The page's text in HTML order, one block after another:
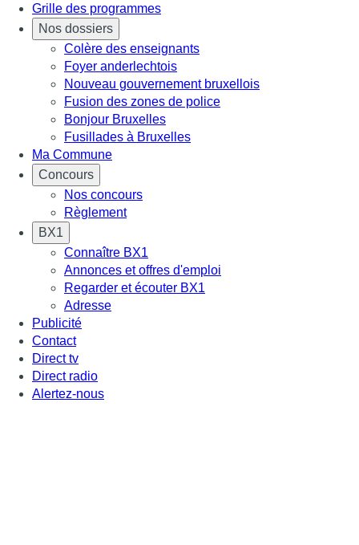
Grille des programmes
Nos dossiers
Colère des enseignants
Foyer anderlechtois
Nouveau gouvernement bruxellois
Fusion des zones de police
Bonjour Bruxelles
Fusillades à Bruxelles
Ma Commune
Concours
Nos concours
Règlement
BX1
Connaître BX1
Annonces et offres d'emploi
Regarder et écouter BX1
Adresse
Publicité
Contact
Direct tv
Direct radio
Alertez-nous